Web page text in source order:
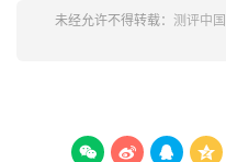
未经允许不得转载： 测评中国
   